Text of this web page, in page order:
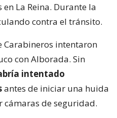
La Reina. Durante la
contra el tránsito.
Carabineros intentaron
con Alborada. Sin
intentado
antes de iniciar una huida
de seguridad.